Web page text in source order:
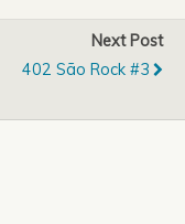
Next Post
402 São Rock #3